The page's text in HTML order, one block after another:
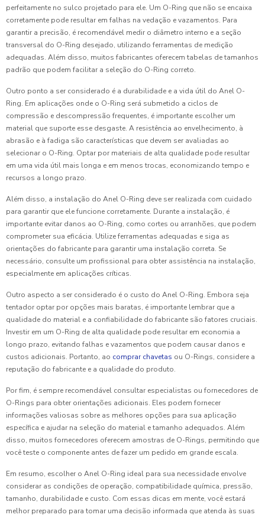
perfeitamente no sulco projetado para ele. Um O-Ring que não se encaixa
corretamente pode resultar em falhas na vedação e vazamentos. Para
garantir a precisão, é recomendável medir o diâmetro interno e a seção
transversal do O-Ring desejado, utilizando ferramentas de medição
adequadas. Além disso, muitos fabricantes oferecem tabelas de tamanhos
padrão que podem facilitar a seleção do O-Ring correto.
Outro ponto a ser considerado é a durabilidade e a vida útil do Anel O-
Ring. Em aplicações onde o O-Ring será submetido a ciclos de
compressão e descompressão frequentes, é importante escolher um
material que suporte esse desgaste. A resistência ao envelhecimento, à
abrasão e à fadiga são características que devem ser avaliadas ao
selecionar o O-Ring. Optar por materiais de alta qualidade pode resultar
em uma vida útil mais longa e em menos trocas, economizando tempo e
recursos a longo prazo.
Além disso, a instalação do Anel O-Ring deve ser realizada com cuidado
para garantir que ele funcione corretamente. Durante a instalação, é
importante evitar danos ao O-Ring, como cortes ou arranhões, que podem
comprometer sua eficácia. Utilize ferramentas adequadas e siga as
orientações do fabricante para garantir uma instalação correta. Se
necessário, consulte um profissional para obter assistência na instalação,
especialmente em aplicações críticas.
Outro aspecto a ser considerado é o custo do Anel O-Ring. Embora seja
tentador optar por opções mais baratas, é importante lembrar que a
qualidade do material e a confiabilidade do fabricante são fatores cruciais.
Investir em um O-Ring de alta qualidade pode resultar em economia a
longo prazo, evitando falhas e vazamentos que podem causar danos e
custos adicionais. Portanto, ao comprar chavetas ou O-Rings, considere a
reputação do fabricante e a qualidade do produto.
Por fim, é sempre recomendável consultar especialistas ou fornecedores de
O-Rings para obter orientações adicionais. Eles podem fornecer
informações valiosas sobre as melhores opções para sua aplicação
específica e ajudar na seleção do material e tamanho adequados. Além
disso, muitos fornecedores oferecem amostras de O-Rings, permitindo que
você teste o componente antes de fazer um pedido em grande escala.
Em resumo, escolher o Anel O-Ring ideal para sua necessidade envolve
considerar as condições de operação, compatibilidade química, pressão,
tamanho, durabilidade e custo. Com essas dicas em mente, você estará
melhor preparado para tomar uma decisão informada que atenda às suas